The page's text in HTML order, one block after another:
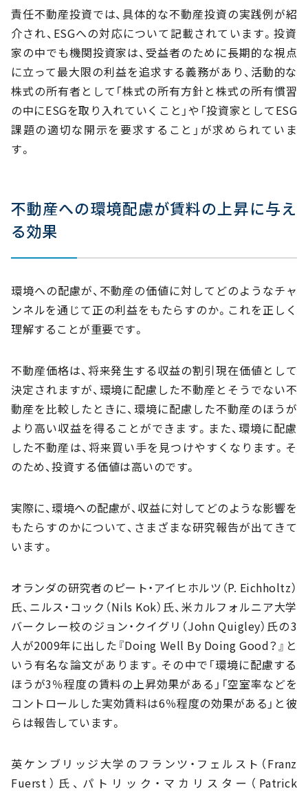
責任不動産投資では、具体的な不動産投資の実践例が紹
介され、ESGへの対応について記載されています。投資
家の中でも機関投資家は、受益者のために長期的な視点
に立って最大限の利益を追求する義務があり、活動的な
株式の所有者として「株式の所有方針と株式の所有慣習
の中にESGを取り入れていくこと」や「投資家としてESG
課題の適切な開示を要求すること」が求められていま
す。
不動産への環境配慮が賃料の上昇に与え
る効果
環境への配慮が、不動産の価値に対してどのようなチャ
ンネルを通じて正の利益をもたらすのか。これを正しく
理解することが重要です。
不動産価格は、将来発生する収益の割引現在価値として
決定されますが、環境に配慮した不動産とそうでない不
動産を比較したときに、環境に配慮した不動産のほうが
より高い収益を得ることができます。また、環境に配慮
した不動産は、将来買い手を見つけやすくなります。そ
のため、投資する価値は高いのです。
実際に、環境への配慮が、収益に対してどのような影響を
もたらすのかについて、さまざまな研究報告が出てきて
います。
オランダの研究者のピート・アイヒホルツ（P. Eichholtz）
氏、ニルス・コック（Nils Kok）氏、米カルフォルニア大学
バークレー校のジョン・クイグリ（John Quigley）氏の3
人が2009年に出した『Doing Well By Doing Good？』と
いう有名な論文があります。その中で「環境に配慮する
ほうが3％程度の賃料の上昇効果がある」「空室率などを
コントロールした実効賃料は6％程度の効果がある」と彼
らは報告しています。
英ケンブリッジ大学のフランツ・フェルスト（Franz
Fuerst）氏、パトリック・マカリスター（Patrick